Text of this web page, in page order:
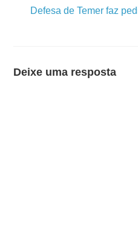
Defesa de Temer faz
Deixe uma resposta